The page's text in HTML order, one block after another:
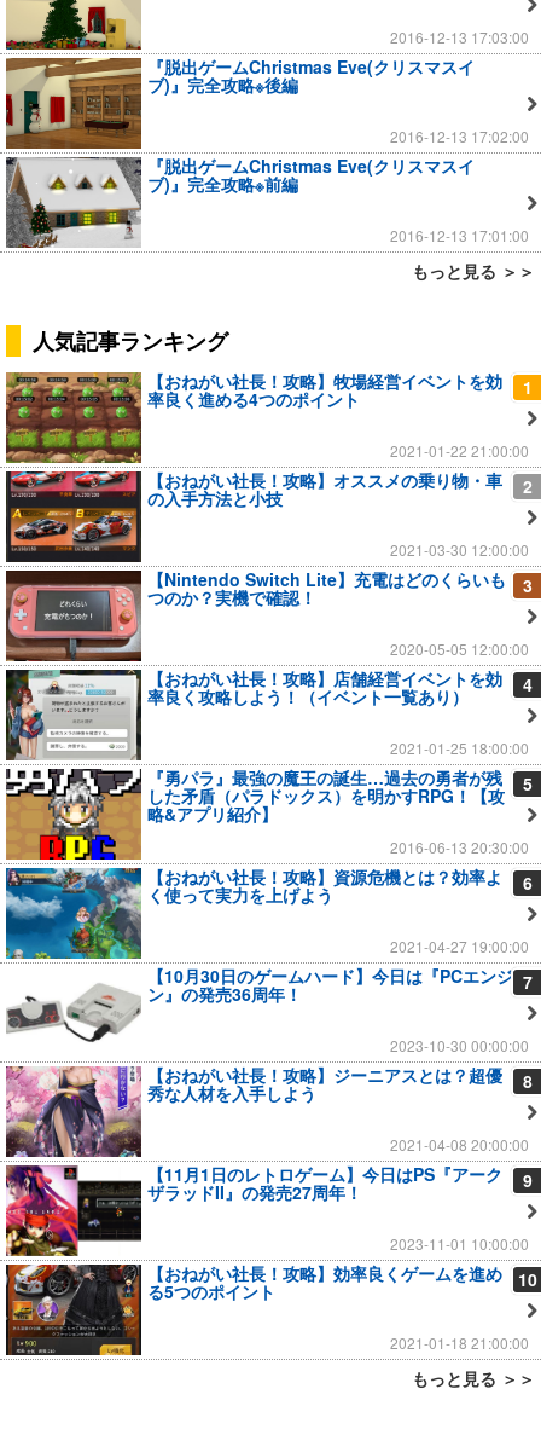
2016-12-13 17:03:00
『脱出ゲームChristmas Eve(クリスマスイ
ブ)』完全攻略※後編
2016-12-13 17:02:00
『脱出ゲームChristmas Eve(クリスマスイ
ブ)』完全攻略※前編
2016-12-13 17:01:00
もっと見る ＞＞
人気記事ランキング
1
【おねがい社長！攻略】牧場経営イベントを効
率良く進める4つのポイント
2021-01-22 21:00:00
2
【おねがい社長！攻略】オススメの乗り物・車
の入手方法と小技
2021-03-30 12:00:00
3
【Nintendo Switch Lite】充電はどのくらいも
つのか？実機で確認！
2020-05-05 12:00:00
4
【おねがい社長！攻略】店舗経営イベントを効
率良く攻略しよう！（イベント一覧あり）
2021-01-25 18:00:00
5
『勇パラ』最強の魔王の誕生…過去の勇者が残
した矛盾（パラドックス）を明かすRPG！【攻
略&アプリ紹介】
2016-06-13 20:30:00
6
【おねがい社長！攻略】資源危機とは？効率よ
く使って実力を上げよう
2021-04-27 19:00:00
7
【10月30日のゲームハード】今日は『PCエンジ
ン』の発売36周年！
2023-10-30 00:00:00
8
【おねがい社長！攻略】ジーニアスとは？超優
秀な人材を入手しよう
2021-04-08 20:00:00
9
【11月1日のレトロゲーム】今日はPS『アーク
ザラッドII』の発売27周年！
2023-11-01 10:00:00
10
【おねがい社長！攻略】効率良くゲームを進め
る5つのポイント
2021-01-18 21:00:00
もっと見る ＞＞